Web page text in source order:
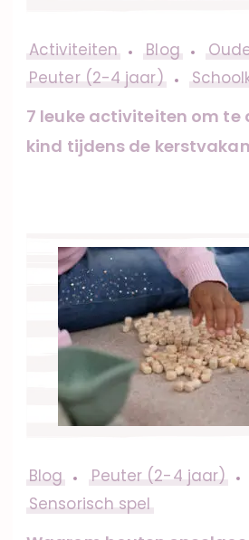
Activiteiten Blog
Peuter (2-4 jaar)
7 leuke activiteiten om te
kind tijdens de
Blog
Peuter (2-4 jaar)
Sensorisch spel